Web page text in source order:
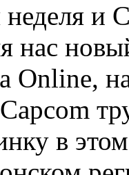
неделя и
нас
Online,
в